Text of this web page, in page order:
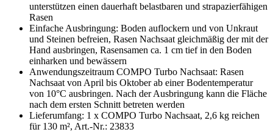
unterstützen einen dauerhaft belastbaren und strapazierfähigen
Rasen
Einfache Ausbringung: Boden auflockern und von Unkraut
und Steinen befreien, Rasen Nachsaat gleichmäßig der mit der
Hand ausbringen, Rasensamen ca. 1 cm tief in den Boden
einharken und bewässern
Anwendungszeitraum COMPO Turbo Nachsaat: Rasen
Nachsaat von April bis Oktober ab einer Bodentemperatur
von 10°C ausbringen. Nach der Ausbringung kann die Fläche
nach dem ersten Schnitt betreten werden
Lieferumfang: 1 x COMPO Turbo Nachsaat, 2,6 kg reichen
für 130 m², Art.-Nr.: 23833